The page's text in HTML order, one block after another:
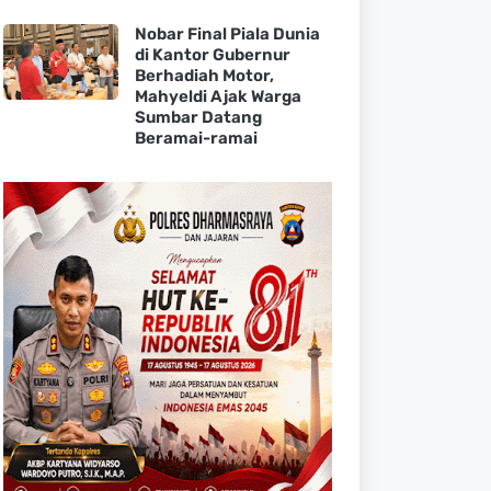
Nobar Final Piala Dunia
di Kantor Gubernur
Berhadiah Motor,
Mahyeldi Ajak Warga
Sumbar Datang
Beramai-ramai